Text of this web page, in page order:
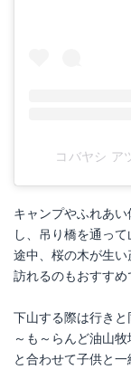
コバヤシ ア
キャンプやふれあ
し、吊り橋を通っ
途中、桜の木が生
訪れるのもおすすめ
下山する際は行き
～も～らんど油山
と合わせて子供と一